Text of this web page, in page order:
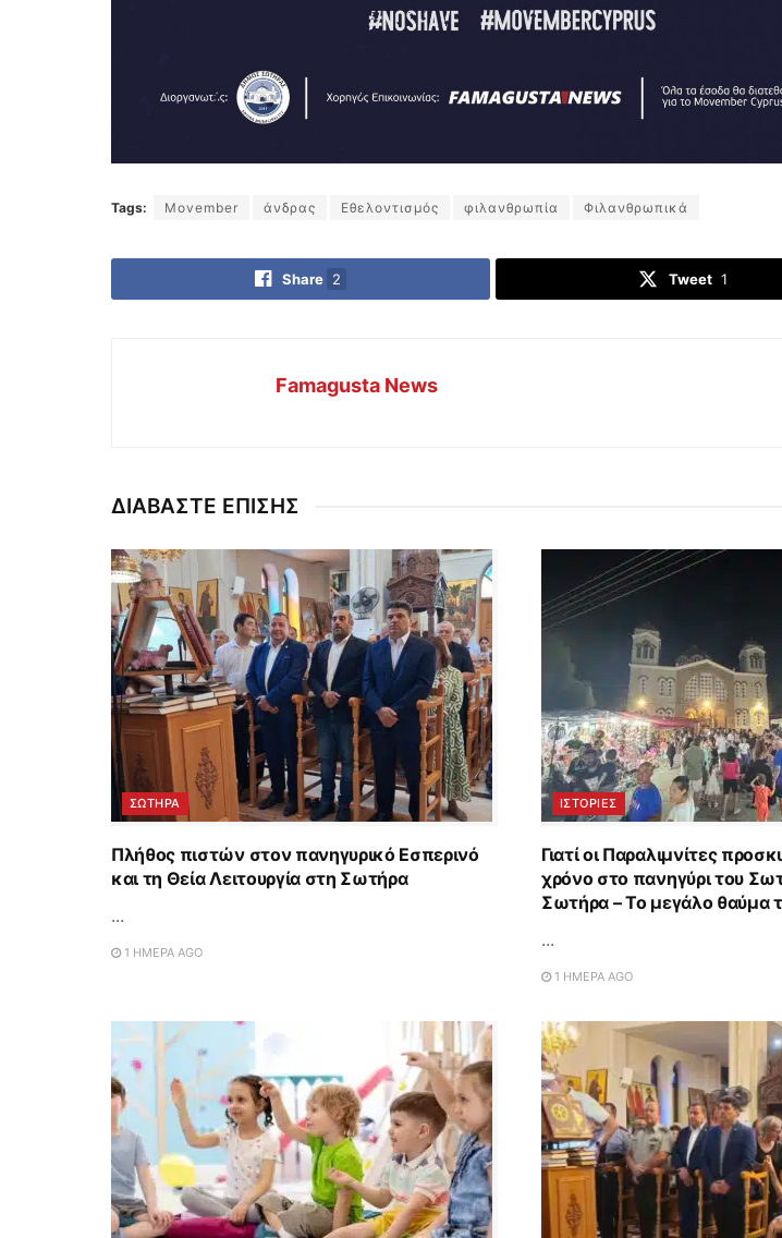
Tags: Movember άνδρας Εθελοντισμός φιλανθρωπία Φιλανθρωπικά
Share 2 Tweet 1
Famagusta News
ΔΙΑΒΑΣΤΕ ΕΠΙΣΗΣ
ΣΩΤΉΡΑ
Πλήθος πιστών στον πανηγυρικό Εσπερινό
και τη Θεία Λειτουργία στη Σωτήρα
...
1 ΗΜΈΡΑ AGO
ΙΣΤΟΡΊΕΣ
Γιατί οι Παραλιμνίτες
χρόνο στο πανηγύρι του
Σωτήρα – Το μεγάλο θαύμα
...
1 ΗΜΈΡΑ AGO